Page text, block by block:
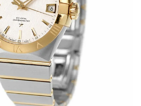
モ
ダ
ー
で
1